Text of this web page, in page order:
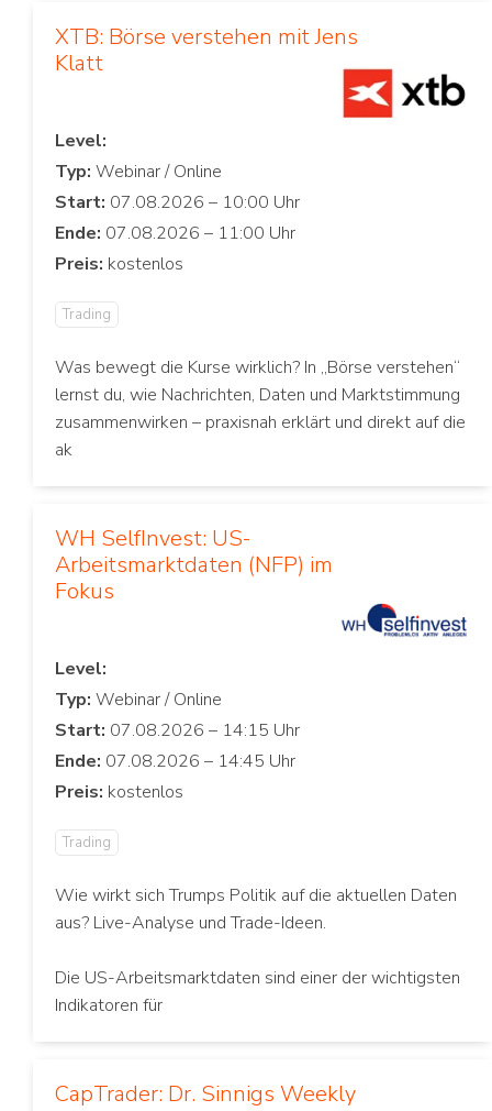
XTB: Börse verstehen mit Jens
Klatt
Level:
Typ:
Start:
Ende:
Preis:
Trading
Was bewegt die Kurse wirklich? In „Börse verstehen“
lernst du, wie Nachrichten, Daten und Marktstimmung
zusammenwirken – praxisnah erklärt und direkt auf die
ak
WH SelfInvest: US-
Arbeitsmarktdaten (NFP) im
Fokus
Level:
Typ:
Start:
Ende:
Preis:
Trading
Wie wirkt sich Trumps Politik auf die aktuellen Daten
aus? Live-Analyse und Trade-Ideen.
Die US-Arbeitsmarktdaten sind einer der wichtigsten
Indikatoren für
CapTrader: Dr. Sinnigs Weekly